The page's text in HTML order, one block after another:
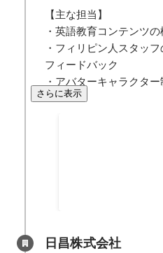
【主な担当】
・英語教育コンテンツ
・フィリピン人スタッ
フィードバック
・アバターキャラクタ
さらに表示
日昌株式会社